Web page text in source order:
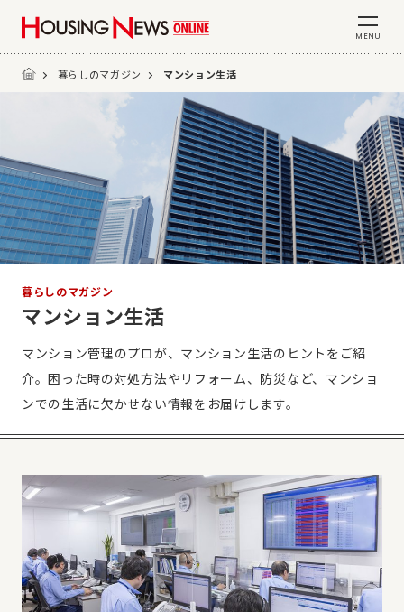
MENU
暮らしのマガジン マンション生活
暮らしのマガジン
マンション生活
マンション管理のプロが、マンション生活のヒントをご紹
介。困った時の対処方法やリフォーム、防災など、マンショ
ンでの生活に欠かせない情報をお届けします。